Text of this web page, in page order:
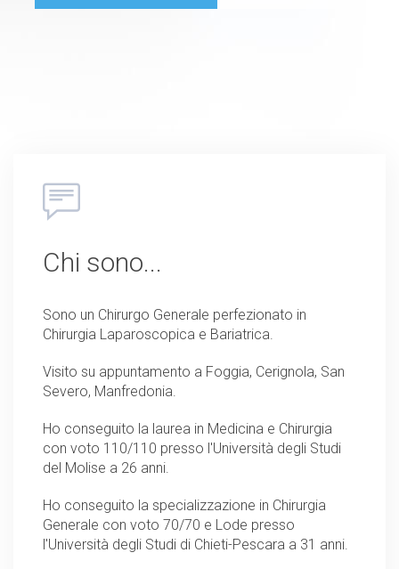
Chi sono...
Sono un Chirurgo Generale perfezionato in
Chirurgia Laparoscopica e Bariatrica.
Visito su appuntamento a Foggia, Cerignola, San
Severo, Manfredonia.
Ho conseguito la laurea in Medicina e Chirurgia
con voto 110/110 presso l'Università degli Studi
del Molise a 26 anni.
Ho conseguito la specializzazione in Chirurgia
Generale con voto 70/70 e Lode presso
l'Università degli Studi di Chieti-Pescara a 31 anni.